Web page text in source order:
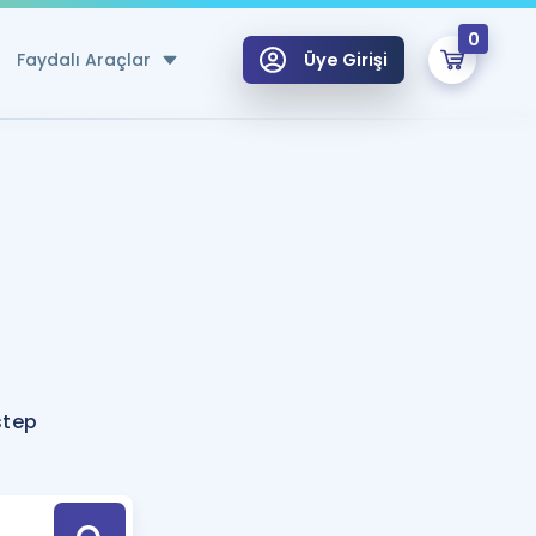
Faydalı Araçlar
Hesaplama Aracı
için Öneriler
Tek Takvimde
Üye Girişi
0
Hoca ile seni sınava hazırlayacak onlarca eğitim seni bekliyor!